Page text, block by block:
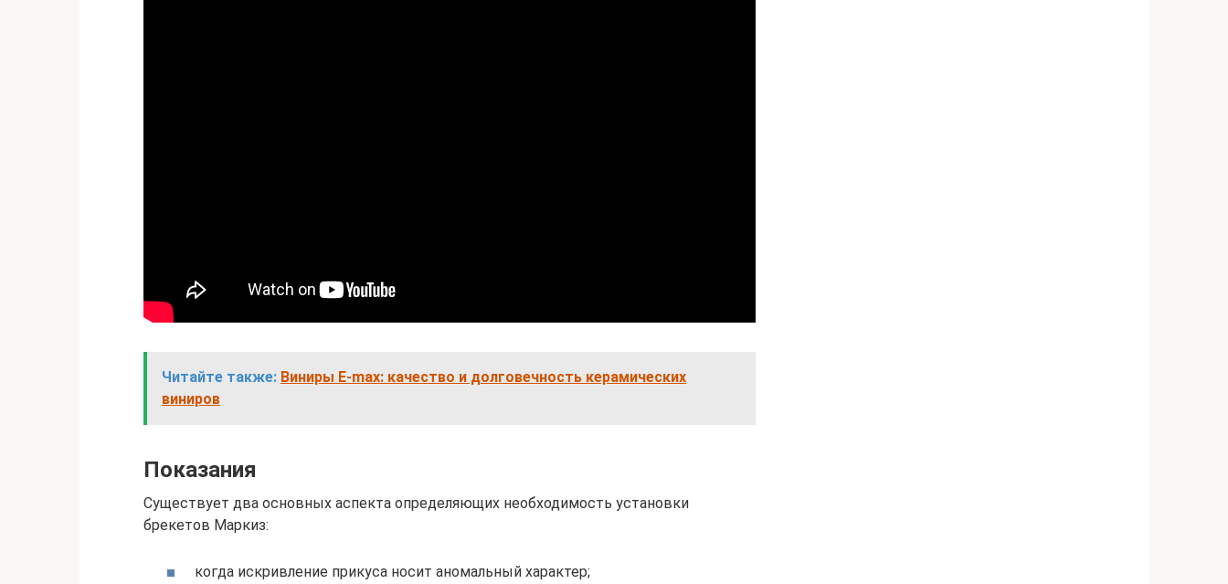
Читайте также: Виниры E-max: качество и долговечность керамических
виниров
Показания
Существует два основных аспекта определяющих необходимость установки
брекетов Маркиз:
когда искривление прикуса носит аномальный характер;